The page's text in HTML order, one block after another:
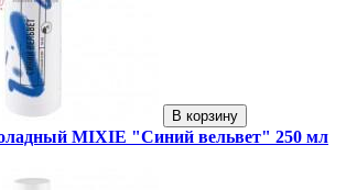
В корзину
MIXIE "Синий вельвет" 250 мл